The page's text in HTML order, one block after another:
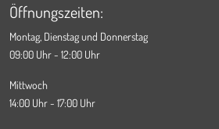
Öffnungszeiten:
Montag, Dienstag und Donnerstag
09:00 Uhr - 12:00 Uhr
Mittwoch
14:00 Uhr - 17:00 Uhr